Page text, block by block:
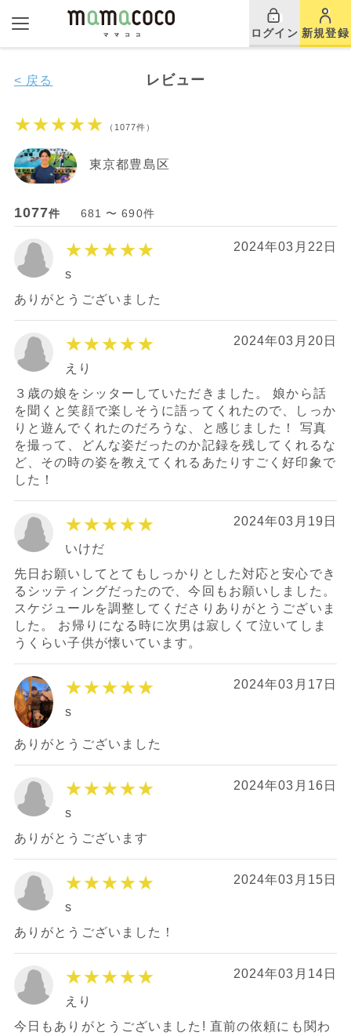
ログイン 新規登録
レビュー
< 戻る
★★★★★ （1077件）
東京都豊島区
1077件 681 〜 690件
★★★★★ 2024年03月22日
s
ありがとうございました
★★★★★ 2024年03月20日
えり
３歳の娘をシッターしていただきました。 娘から話
を聞くと笑顔で楽しそうに語ってくれたので、しっか
りと遊んでくれたのだろうな、と感じました！ 写真
を撮って、どんな姿だったのか記録を残してくれるな
ど、その時の姿を教えてくれるあたりすごく好印象で
した！
★★★★★ 2024年03月19日
いけだ
先日お願いしてとてもしっかりとした対応と安心でき
るシッティングだったので、今回もお願いしました。
スケジュールを調整してくださりありがとうございま
した。 お帰りになる時に次男は寂しくて泣いてしま
うくらい子供が懐いています。
★★★★★ 2024年03月17日
s
ありがとうございました
★★★★★ 2024年03月16日
s
ありがとうございます
★★★★★ 2024年03月15日
s
ありがとうございました！
★★★★★ 2024年03月14日
えり
今日もありがとうございました! 直前の依頼にも関わ